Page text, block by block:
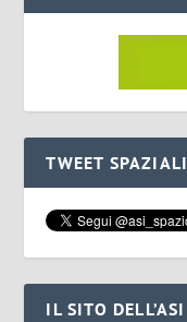
TWEET SPAZIALI
IL SITO DELL’ASI